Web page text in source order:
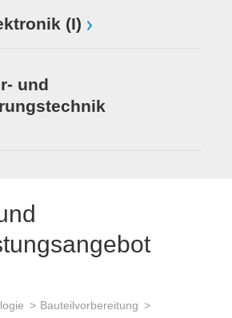
(I)
und
Bauteilvorbereitung